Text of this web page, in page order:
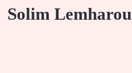
Solim Lemharou